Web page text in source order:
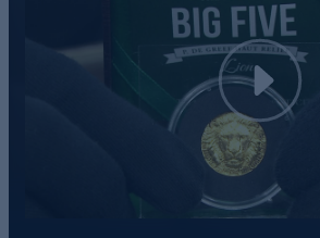
Play